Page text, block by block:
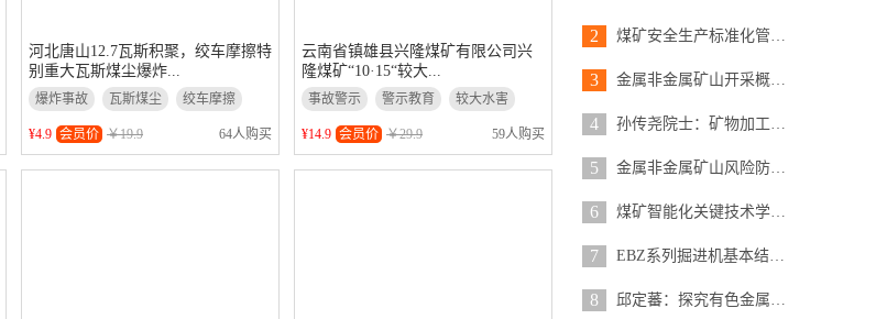
河北唐山12.7瓦斯积聚，绞车摩擦特
别重大瓦斯煤尘爆炸...
爆炸事故 瓦斯煤尘
绞车摩擦
瓦斯积聚
¥4.9 会员价 ￥19.9 64人购买
云南省镇雄县兴隆煤矿有限公司兴
隆煤矿“10·15“较大...
事故警示 警示教育
较大水害
水害事故
¥14.9 会员价 ￥29.9 59人购买
2 煤矿安全生产标准化管理体系【国...
3 金属非金属矿山开采概述（地基础...
4 孙传尧院士：矿物加工技术的探索...
5 金属非金属矿山风险防控和安全生...
6 煤矿智能化关键技术学术论坛-各...
7 EBZ系列掘进机基本结构组成及基...
8 邱定蕃：探究有色金属的二次利用...